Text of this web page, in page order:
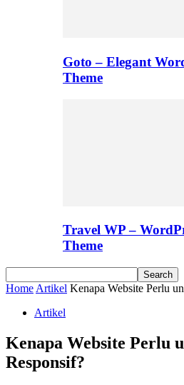
Goto – Elegant
Theme
Travel WP –
Theme
Home Artikel Kenapa Website Perlu
Artikel
Kenapa Website Perlu
Responsif?